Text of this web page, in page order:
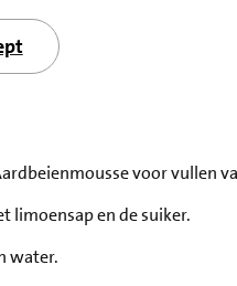
voor vullen
limoensap en de suiker.
water.